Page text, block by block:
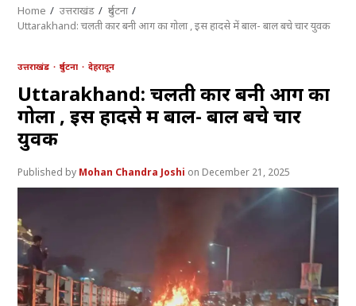
Home उत्तराखंड
दुर्घटना
Uttarakhand: चलती कार बनी आग का गोला , इस हादसे में बाल- बाल बचे चार युवक
उत्तराखंड दुर्घटना देहरादून
Uttarakhand: चलती कार बनी आग का
गोला , इस हादसे में बाल- बाल बचे चार
युवक
Mohan Chandra Joshi December 21, 2025